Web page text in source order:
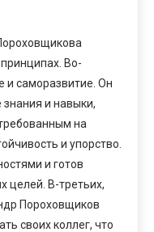
Во-
и саморазвитие. Он
знания и навыки,
на
и упорство.
и готов
целей. В-третьих,
Пороховщиков
своих коллег, что